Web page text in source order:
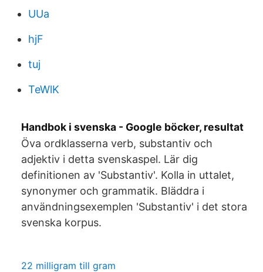
UUa
hjF
tuj
TeWlK
Handbok i svenska - Google böcker, resultat
Öva ordklasserna verb, substantiv och
adjektiv i detta svenskaspel. Lär dig
definitionen av 'Substantiv'. Kolla in uttalet,
synonymer och grammatik. Bläddra i
användningsexemplen 'Substantiv' i det stora
svenska korpus.
22 milligram till gram